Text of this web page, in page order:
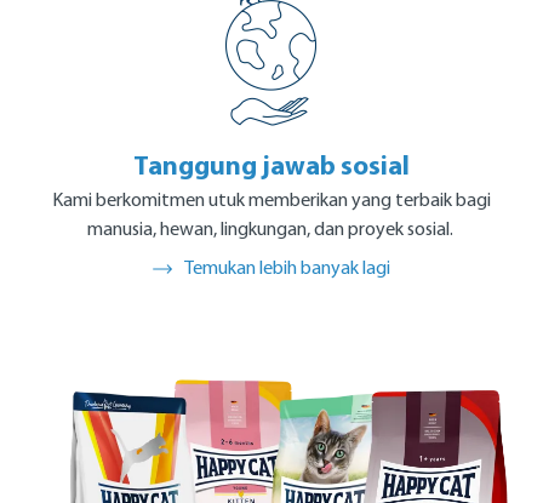
Tanggung jawab sosial
Kami berkomitmen utuk memberikan yang terbaik bagi
manusia, hewan, lingkungan, dan proyek sosial.
Temukan lebih banyak lagi